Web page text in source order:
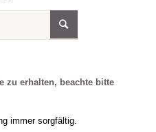
zu erhalten, beachte bitte
immer sorgfältig.